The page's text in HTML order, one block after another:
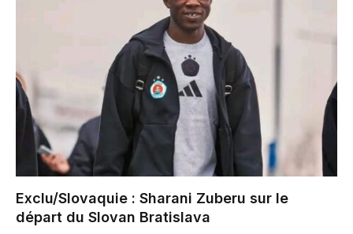
Exclu/Slovaquie : Sharani Zuberu sur le
départ du Slovan Bratislava